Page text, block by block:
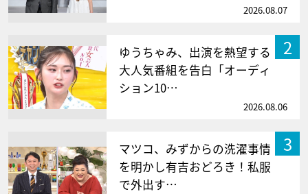
2026.08.07
2
ゆうちゃみ、出演を熱望する
大人気番組を告白「オーディ
ション10…
2026.08.06
3
マツコ、みずからの洗濯事情
を明かし有吉おどろき！私服
で外出す…